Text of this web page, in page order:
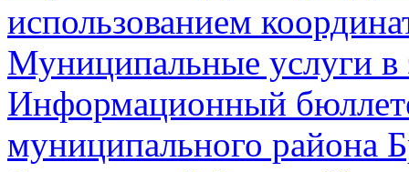
использованием
Муниципальные услуги в
Информационный
муниципального района